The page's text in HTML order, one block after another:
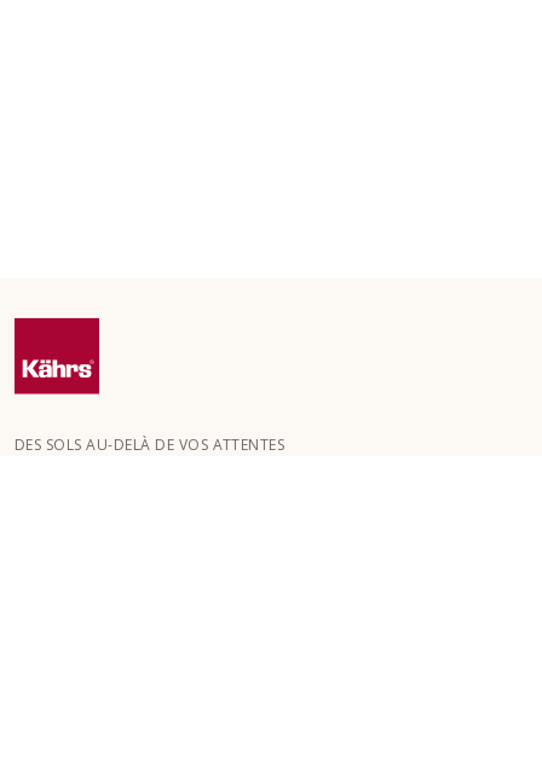
DES SOLS AU-DELÀ DE VOS ATTENTES